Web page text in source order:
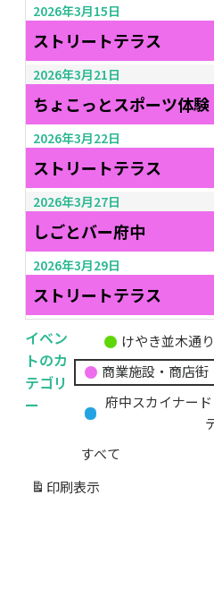
2026年3月15日
ストリートテラス
2026年3月21日
ちょこっとスポーツ体験
2026年3月22日
ストリートテラス
2026年3月27日
しごとバー府中
2026年3月29日
ストリートテラス
イベン
トのカ
テゴリ
ー
題
カ
ゴ
リ
けやき並木通り
商業施設・商店街
府中スカイナー
すべて
印刷 表示